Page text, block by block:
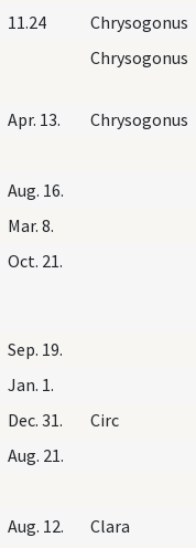
11.24 Chrysogonus
Chrysogonus
Apr. 13.
Chrysogonus
Aug. 16.
Mar. 8.
Oct. 21.
Sep. 19.
Jan. 1.
Dec. 31.
Circ
Aug. 21.
Aug. 12. Clara